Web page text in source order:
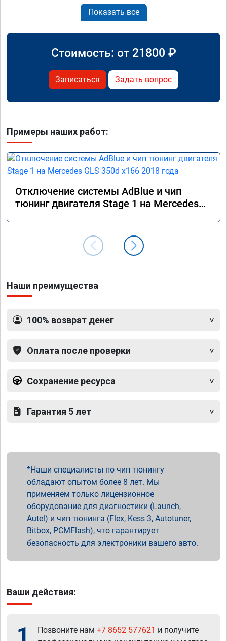
Показать все
Стоимость: от 21800 ₽
Записаться Задать вопрос
Примеры наших работ:
Отключение системы AdBlue и чип
тюнинг двигателя Stage 1 на Mercedes
Наши преимущества
100% возврат денег
Оплата после проверки
Сохранение ресурса
Гарантия 5 лет
Наши специалисты по чип тюнингу
обладают опытом более 8 лет. Мы
применяем только лицензионное
оборудование для диагностики (Launch,
Autel) и чип тюнинга (Flex, Kess 3, Autotuner,
Bitbox, PCMFlash), что гарантирует
безопасность для электроники вашего авто.
Ваши действия:
1 Позвоните нам +7 8652 577621 и получите